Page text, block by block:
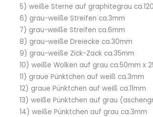
5) weiße Sterne auf graphitegrau
6) grau-weiße Streifen ca.3mm
7) grau-weiße Streifen ca.6mm
8) grau-weiße Dreiecke ca.30mm
9) grau-weiße Zick-Zack ca.35mm
10) weiße Wolken auf grau ca.50mm x
11) graue Pünktchen auf weiß ca.3mm
12) graue Pünktchen auf weiß ca.11mm
13) weiße Pünktchen auf grau
14) weiße Pünktchen auf grau ca.3mm